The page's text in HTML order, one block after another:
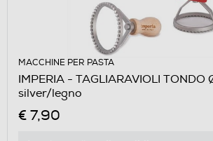
MACCHINE PER PASTA
IMPERIA - TAGLIARAVIOLI TONDO Ø 80-
silver/legno
€ 7,90